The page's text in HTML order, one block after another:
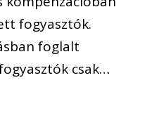
fogyasztók.
foglalt
csak…